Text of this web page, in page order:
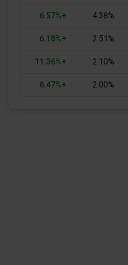
4.38%
+6.57%
2.51%
+6.18%
2.10%
+11.36%
2.00%
+8.47%